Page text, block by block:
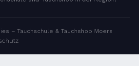
– Tauchschule & Tauchshop Moers